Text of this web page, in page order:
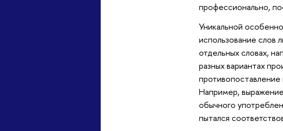
профессионально,
Уникальной
использование слов
отдельных словах,
разных вариантах
Например,
обычного
пытался